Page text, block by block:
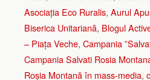
Asociația Eco Ruralis, Aurul
Biserica Unitariană, Blogul
– Piața Veche, Campania
Campania Salvati Rosia
Roșia Montană în mass-media,